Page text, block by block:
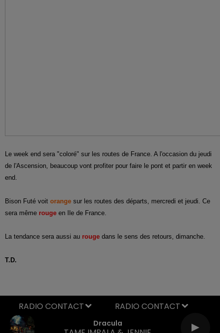
Le week end sera "coloré" sur les routes de France. A l'occasion du jeudi
de l'Ascension, beaucoup vont profiter pour faire le pont et partir en week
end.
Bison Futé voit orange sur les routes des départs, mercredi et jeudi. Ce
sera même rouge en Ile de France.
La tendance sera aussi au rouge dans le sens des retours, dimanche.
T.D.
Dracula
RADIO CONTACT